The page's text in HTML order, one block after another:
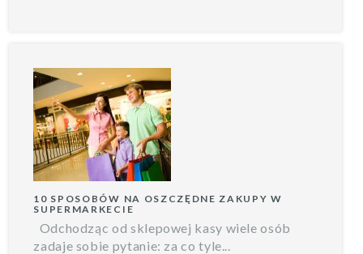
10 SPOSOBÓW NA OSZCZĘDNE ZAKUPY W
SUPERMARKECIE
Odchodząc od sklepowej kasy wiele osób
zadaje sobie pytanie: za co tyle...